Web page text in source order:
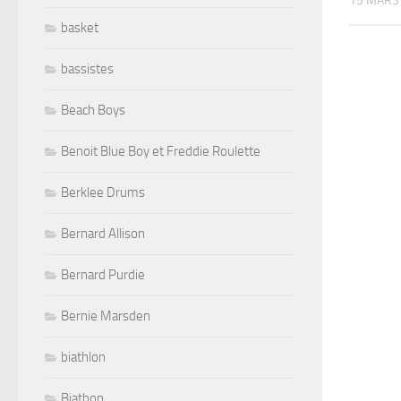
basket
bassistes
Beach Boys
Benoit Blue Boy et Freddie Roulette
Berklee Drums
Bernard Allison
Bernard Purdie
Bernie Marsden
biathlon